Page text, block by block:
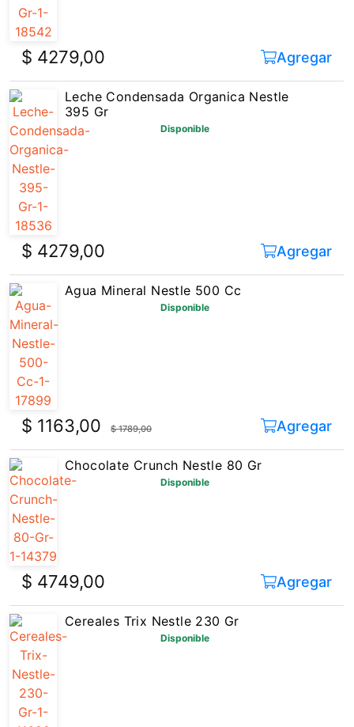
$ 4279,00 Agregar
Leche Condensada Organica Nestle
395 Gr
Disponible
$ 4279,00 Agregar
Agua Mineral Nestle 500 Cc
Disponible
$ 1163,00 $ 1789,00 Agregar
Chocolate Crunch Nestle 80 Gr
Disponible
$ 4749,00 Agregar
Cereales Trix Nestle 230 Gr
Disponible